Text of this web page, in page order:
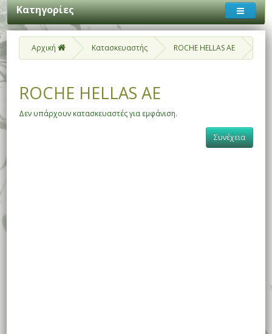
Κατηγορίες
Αρχική Κατασκευαστής ROCHE HELLAS ΑΕ
ROCHE HELLAS ΑΕ
Δεν υπάρχουν κατασκευαστές για εμφάνιση.
Συνέχεια